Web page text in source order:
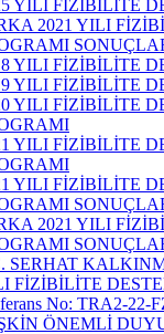
YILI FİZİBİLİTE
2021 YILI
YILI FİZİBİLİTE
YILI FİZİBİLİTE
YILI FİZİBİLİTE
YILI FİZİBİLİTE
YILI FİZİBİLİTE
2021 YILI
SERHAT
FİZİBİLİTE
No: TRA2-22-
ÖNEMLİ